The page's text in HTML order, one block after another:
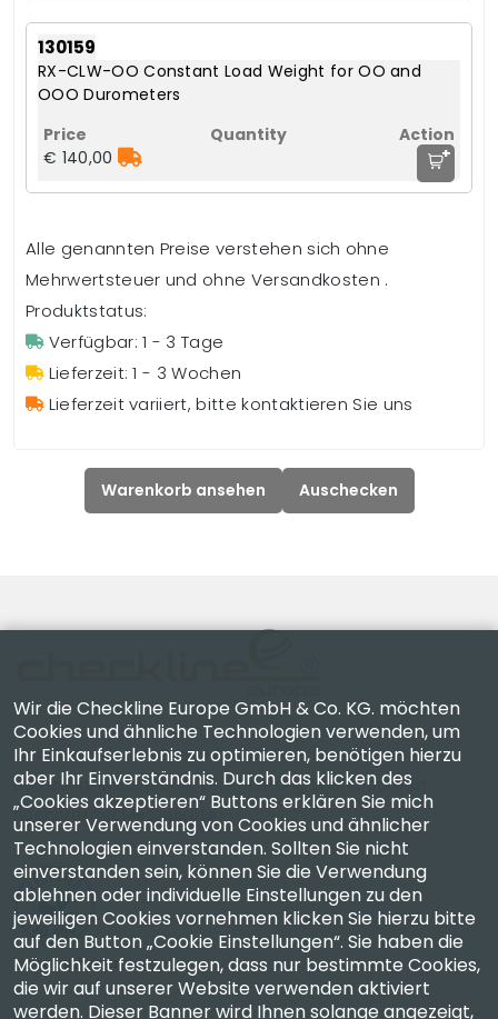
130159
RX-CLW-OO Constant Load Weight for OO and
OOO Durometers
€ 140,00 +
Alle genannten Preise verstehen sich ohne
Mehrwertsteuer und ohne Versandkosten .
Produktstatus:
Verfügbar: 1 - 3 Tage
Lieferzeit: 1 - 3 Wochen
Lieferzeit variiert, bitte kontaktieren Sie uns
Warenkorb ansehen Auschecken
Checkline Europe GmbH & Co. KG. — Spezialisten für
Lieferung, Kalibrierung, Zertifizierung und Reparatur
hochpräziser Messgeräte.
Unternehmen
Wir die Checkline Europe GmbH & Co. KG. möchten
Cookies und ähnliche Technologien verwenden, um
Ihr Einkaufserlebnis zu optimieren, benötigen hierzu
aber Ihr Einverständnis. Durch das klicken des
„Cookies akzeptieren“ Buttons erklären Sie mich
unserer Verwendung von Cookies und ähnlicher
Technologien einverstanden. Sollten Sie nicht
einverstanden sein, können Sie die Verwendung
ablehnen oder individuelle Einstellungen zu den
jeweiligen Cookies vornehmen klicken Sie hierzu bitte
auf den Button „Cookie Einstellungen“. Sie haben die
Möglichkeit festzulegen, dass nur bestimmte Cookies,
die wir auf unserer Website verwenden aktiviert
werden. Dieser Banner wird Ihnen solange angezeigt,